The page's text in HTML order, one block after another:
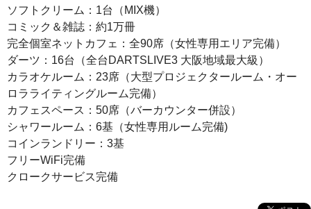
ソフトクリーム：1台（MIX機）
コミック＆雑誌：約1万冊
完全個室ネットカフェ：全90席（女性専用エリア完備）
ダーツ：16台（全台DARTSLIVE3 大阪地域最大級）
カラオケルーム：23席（大型プロジェクタールーム・オー
ロラライティングルーム完備）
カフェスペース：50席（バーカウンター併設）
シャワールーム：6基（女性専用ルーム完備)
コインランドリー：3基
フリーWiFi完備
クロークサービス完備